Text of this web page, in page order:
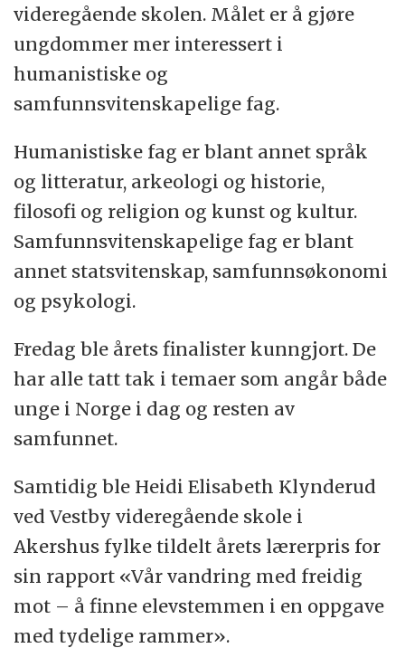
videregående skolen. Målet er å gjøre
ungdommer mer interessert i
humanistiske og
samfunnsvitenskapelige fag.
Humanistiske fag er blant annet språk
og litteratur, arkeologi og historie,
filosofi og religion og kunst og kultur.
Samfunnsvitenskapelige fag er blant
annet statsvitenskap, samfunnsøkonomi
og psykologi.
Fredag ble årets finalister kunngjort. De
har alle tatt tak i temaer som angår både
unge i Norge i dag og resten av
samfunnet.
Samtidig ble Heidi Elisabeth Klynderud
ved Vestby videregående skole i
Akershus fylke tildelt årets lærerpris for
sin rapport «Vår vandring med freidig
mot – å finne elevstemmen i en oppgave
med tydelige rammer».